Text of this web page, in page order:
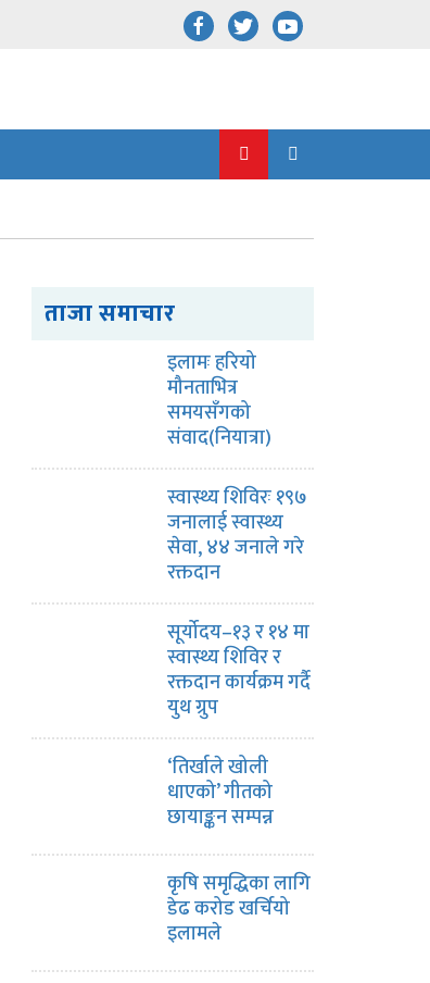
ताजा समाचार
इलामः हरियो
मौनताभित्र
समयसँगको
संवाद(नियात्रा)
स्वास्थ्य शिविरः १९७
जनालाई स्वास्थ्य
सेवा, ४४ जनाले गरे
रक्तदान
सूर्योदय–१३ र १४ मा
स्वास्थ्य शिविर र
रक्तदान कार्यक्रम गर्दै
युथ ग्रुप
‘तिर्खाले खोली
धाएको’ गीतको
छायाङ्कन सम्पन्न
कृषि समृद्धिका लागि
डेढ करोड खर्चियो
इलामले